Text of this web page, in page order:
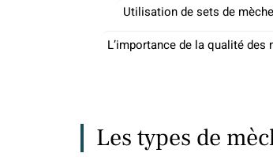
Utilisation de sets de
L’importance de la qualité
Les types de